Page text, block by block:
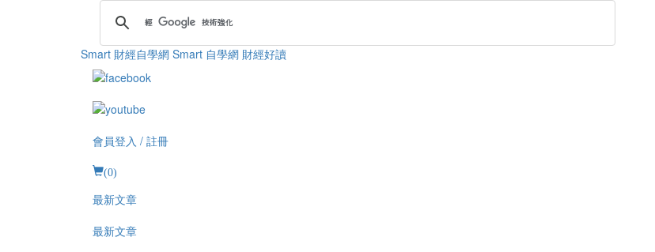
Smart 財經自學網 Smart 自學網 財經好讀
會員登入 / 註冊
(0)
最新文章
最新文章